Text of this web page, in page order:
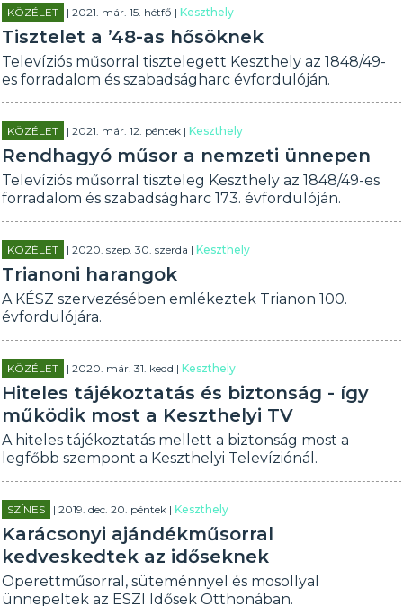
KÖZÉLET | 2021. már. 15. hétfő |Keszthely
Tisztelet a ’48-as hősöknek
Televíziós műsorral tisztelegett Keszthely az 1848/49-
es forradalom és szabadságharc évfordulóján.
KÖZÉLET | 2021. már. 12. péntek |Keszthely
Rendhagyó műsor a nemzeti ünnepen
Televíziós műsorral tiszteleg Keszthely az 1848/49-es
forradalom és szabadságharc 173. évfordulóján.
KÖZÉLET | 2020. szep. 30. szerda |Keszthely
Trianoni harangok
A KÉSZ szervezésében emlékeztek Trianon 100.
évfordulójára.
KÖZÉLET | 2020. már. 31. kedd |Keszthely
Hiteles tájékoztatás és biztonság - így
működik most a Keszthelyi TV
A hiteles tájékoztatás mellett a biztonság most a
legfőbb szempont a Keszthelyi Televíziónál.
SZÍNES | 2019. dec. 20. péntek |Keszthely
Karácsonyi ajándékműsorral
kedveskedtek az időseknek
Operettműsorral, süteménnyel és mosollyal
ünnepeltek az ESZI Idősek Otthonában.